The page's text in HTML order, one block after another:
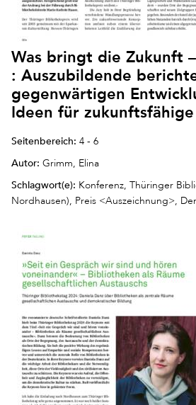
Was bringt die Zukunft
: Auszubildende
gegenwärtigen
Ideen für
Seitenbereich: 4 - 6
Autor: Grimm, Elina
Schlagwort(e): Konferenz, Thüringer
Nordhausen), Preis <Auszeichnung>,